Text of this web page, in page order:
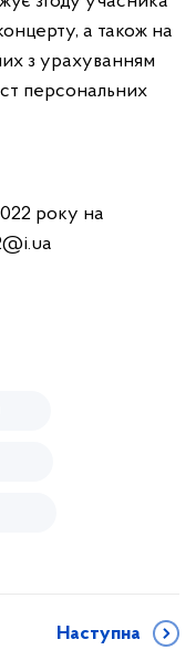
а також на
з урахуванням
персональних
року на
Наступна